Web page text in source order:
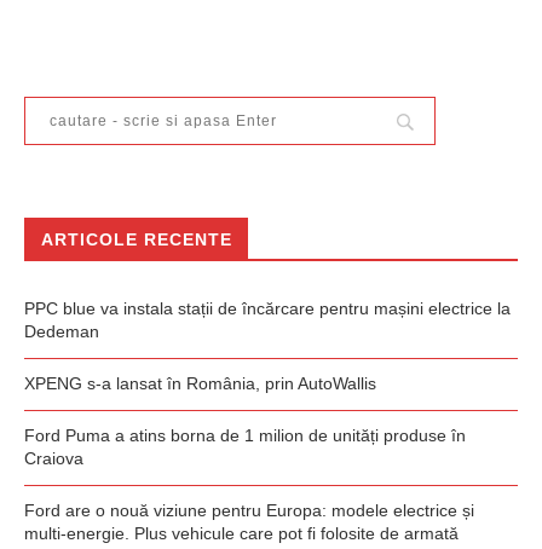
ARTICOLE RECENTE
PPC blue va instala stații de încărcare pentru mașini electrice la
Dedeman
XPENG s-a lansat în România, prin AutoWallis
Ford Puma a atins borna de 1 milion de unități produse în
Craiova
Ford are o nouă viziune pentru Europa: modele electrice și
multi-energie. Plus vehicule care pot fi folosite de armată